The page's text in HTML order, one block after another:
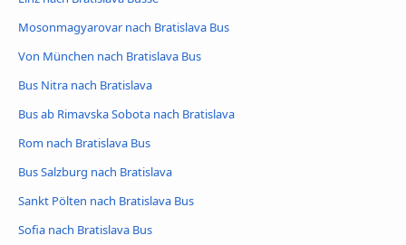
Mosonmagyarovar nach Bratislava Bus
Von München nach Bratislava Bus
Bus Nitra nach Bratislava
Bus ab Rimavska Sobota nach Bratislava
Rom nach Bratislava Bus
Bus Salzburg nach Bratislava
Sankt Pölten nach Bratislava Bus
Sofia nach Bratislava Bus